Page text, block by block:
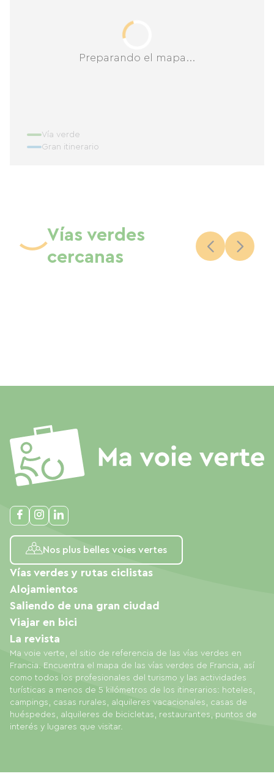
Preparando el mapa...
Vía verde
Gran itinerario
Vías verdes
cercanas
Nos plus belles voies vertes
Ma voie verte, el sitio de referencia de las vías verdes en
Francia. Encuentra el mapa de las vías verdes de Francia, así
como todos los profesionales del turismo y las actividades
turísticas a menos de 5 kilómetros de los itinerarios: hoteles,
campings, casas rurales, alquileres vacacionales, casas de
huéspedes, alquileres de bicicletas, restaurantes, puntos de
interés y lugares que visitar.
Vías verdes y rutas ciclistas
Alojamientos
Saliendo de una gran ciudad
Viajar en bici
La revista